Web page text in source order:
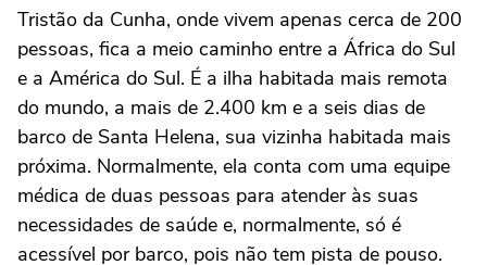
Tristão da Cunha, onde vivem apenas cerca de 200
pessoas, fica a meio caminho entre a África do Sul
e a América do ‌Sul. É a ilha habitada mais remota
do mundo, a mais de 2.400 km e a seis dias de
barco de Santa Helena, ⁠sua vizinha habitada mais
próxima. Normalmente, ela conta com uma equipe
médica de duas pessoas para atender às suas
necessidades de saúde e, normalmente, só é
acessível por barco, pois não tem pista de pouso.